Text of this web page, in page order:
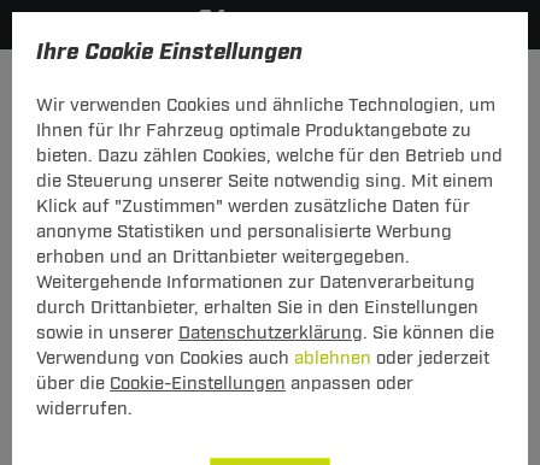
Ihre Cookie Einstellungen
Wir verwenden Cookies und ähnliche Technologien, um
Ihnen für Ihr Fahrzeug optimale Produktangebote zu
bieten. Dazu zählen Cookies, welche für den Betrieb und
die Steuerung unserer Seite notwendig sing. Mit einem
Klick auf "Zustimmen" werden zusätzliche Daten für
anonyme Statistiken und personalisierte Werbung
erhoben und an Drittanbieter weitergegeben.
Weitergehende Informationen zur Datenverarbeitung
durch Drittanbieter, erhalten Sie in den Einstellungen
sowie in unserer Datenschutzerklärung. Sie können die
Verwendung von Cookies auch ablehnen oder jederzeit
über die Cookie-Einstellungen anpassen oder
widerrufen.
MODELÜBERSICHT
PKW-Kupplungskonfigurator
Die folgende Auflistung schützt Sie und andere in Ihrer
Umgebung und ermöglicht ein unbeschwertes
Urlaubserlebnis.
1
Hersteller
2
Modell
3